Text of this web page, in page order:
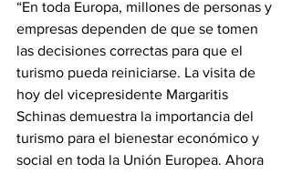
“En toda Europa, millones de personas y
empresas dependen de que se tomen
las decisiones correctas para que el
turismo pueda reiniciarse. La visita de
hoy del vicepresidente Margaritis
Schinas demuestra la importancia del
turismo para el bienestar económico y
social en toda la Unión Europea. Ahora